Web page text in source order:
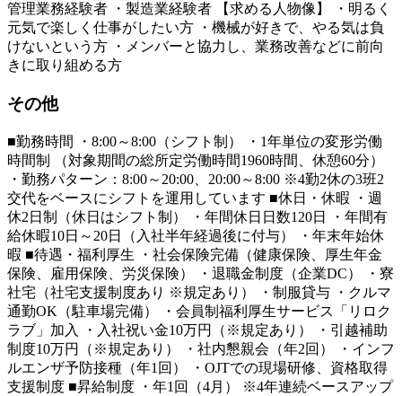
管理業務経験者 ・製造業経験者 【求める人物像】 ・明るく
元気で楽しく仕事がしたい方 ・機械が好きで、やる気は負
けないという方 ・メンバーと協力し、業務改善などに前向
きに取り組める方
その他
■勤務時間 ・8:00～8:00（シフト制） ・1年単位の変形労働
時間制 （対象期間の総所定労働時間1960時間、休憩60分）
・勤務パターン：8:00～20:00、20:00～8:00 ※4勤2休の3班2
交代をベースにシフトを運用しています ■休日・休暇 ・週
休2日制（休日はシフト制） ・年間休日日数120日 ・年間有
給休暇10日～20日（入社半年経過後に付与） ・年末年始休
暇 ■待遇・福利厚生 ・社会保険完備（健康保険、厚生年金
保険、雇用保険、労災保険） ・退職金制度（企業DC） ・寮
社宅（社宅支援制度あり ※規定あり） ・制服貸与 ・クルマ
通勤OK（駐車場完備） ・会員制福利厚生サービス「リロク
ラブ」加入 ・入社祝い金10万円（※規定あり） ・引越補助
制度10万円（※規定あり） ・社内懇親会（年2回） ・インフ
ルエンザ予防接種（年1回） ・OJTでの現場研修、資格取得
支援制度 ■昇給制度 ・年1回（4月） ※4年連続ベースアップ